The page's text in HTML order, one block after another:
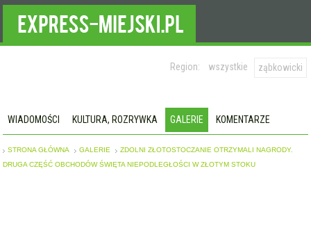
Region: wszystkie ząbkowicki
WIADOMOŚCI KULTURA, ROZRYWKA GALERIE KOMENTARZE
STRONA GŁÓWNA GALERIE
ZDOLNI ZŁOTOSTOCZANIE OTRZYMALI NAGRODY.
DRUGA CZĘŚĆ OBCHODÓW ŚWIĘTA NIEPODLEGŁOŚCI W ZŁOTYM STOKU